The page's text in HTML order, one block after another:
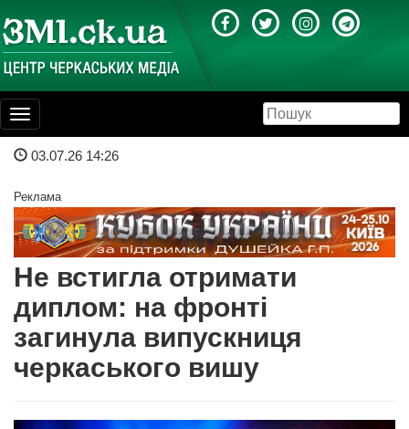
Toggle
navigation
03.07.26 14:26
Реклама
Не встигла отримати
диплом: на фронті
загинула випускниця
черкаського вишу